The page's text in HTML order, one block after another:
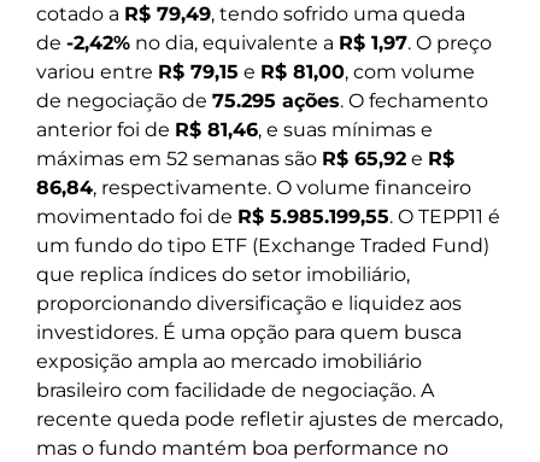
cotado a R$ 79,49, tendo sofrido uma queda
de -2,42% no dia, equivalente a R$ 1,97. O preço
variou entre R$ 79,15 e R$ 81,00, com volume
de negociação de 75.295 ações. O fechamento
anterior foi de R$ 81,46, e suas mínimas e
máximas em 52 semanas são R$ 65,92 e R$
86,84, respectivamente. O volume financeiro
movimentado foi de R$ 5.985.199,55. O TEPP11 é
um fundo do tipo ETF (Exchange Traded Fund)
que replica índices do setor imobiliário,
proporcionando diversificação e liquidez aos
investidores. É uma opção para quem busca
exposição ampla ao mercado imobiliário
brasileiro com facilidade de negociação. A
recente queda pode refletir ajustes de mercado,
mas o fundo mantém boa performance no